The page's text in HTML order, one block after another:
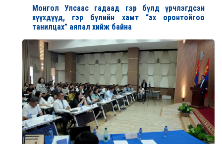
Монгол Улсаас гадаад гэр бүлд үрчлэгдсэн
хүүхдүүд, гэр бүлийн хамт “эх оронтойгоо
танилцах” аялал хийж байна